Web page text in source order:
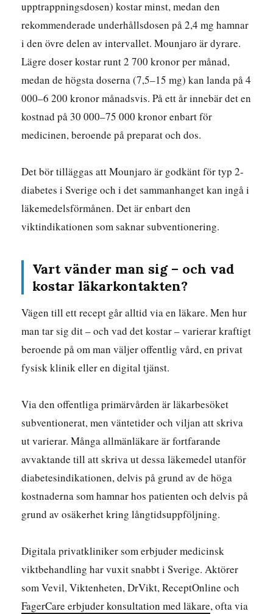
upptrappningsdosen) kostar minst, medan den
rekommenderade underhållsdosen på 2,4 mg hamnar
i den övre delen av intervallet. Mounjaro är dyrare.
Lägre doser kostar runt 2 700 kronor per månad,
medan de högsta doserna (7,5–15 mg) kan landa på 4
000–6 200 kronor månadsvis. På ett år innebär det en
kostnad på 30 000–75 000 kronor enbart för
medicinen, beroende på preparat och dos.
Det bör tilläggas att Mounjaro är godkänt för typ 2-
diabetes i Sverige och i det sammanhanget kan ingå i
läkemedelsförmånen. Det är enbart den
viktindikationen som saknar subventionering.
Vart vänder man sig – och vad
kostar läkarkontakten?
Vägen till ett recept går alltid via en läkare. Men hur
man tar sig dit – och vad det kostar – varierar kraftigt
beroende på om man väljer offentlig vård, en privat
fysisk klinik eller en digital tjänst.
Via den offentliga primärvården är läkarbesöket
subventionerat, men väntetider och viljan att skriva
ut varierar. Många allmänläkare är fortfarande
avvaktande till att skriva ut dessa läkemedel utanför
diabetesindikationen, delvis på grund av de höga
kostnaderna som hamnar hos patienten och delvis på
grund av osäkerhet kring långtidsuppföljning.
Digitala privatkliniker som erbjuder medicinsk
viktbehandling har vuxit snabbt i Sverige. Aktörer
som Vevil, Viktenheten, DrVikt, ReceptOnline och
FagerCare erbjuder konsultation med läkare, ofta via